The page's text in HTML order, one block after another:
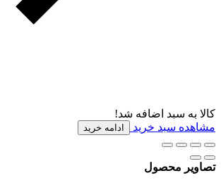
کالا به سبد اضافه شد!
مشاهده سبد خرید
ادامه خرید
تصاویر محصول